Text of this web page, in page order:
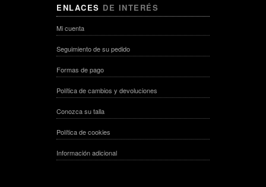
ENLACES DE INTERÉS
Mi cuenta
Seguimiento de su pedido
Formas de pago
Política de cambios y devoluciones
Conozca su talla
Política de cookies
Información adicional